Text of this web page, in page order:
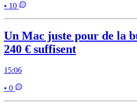
• 10
Un Mac juste pour de la
240 € suffisent
15:06
• 0